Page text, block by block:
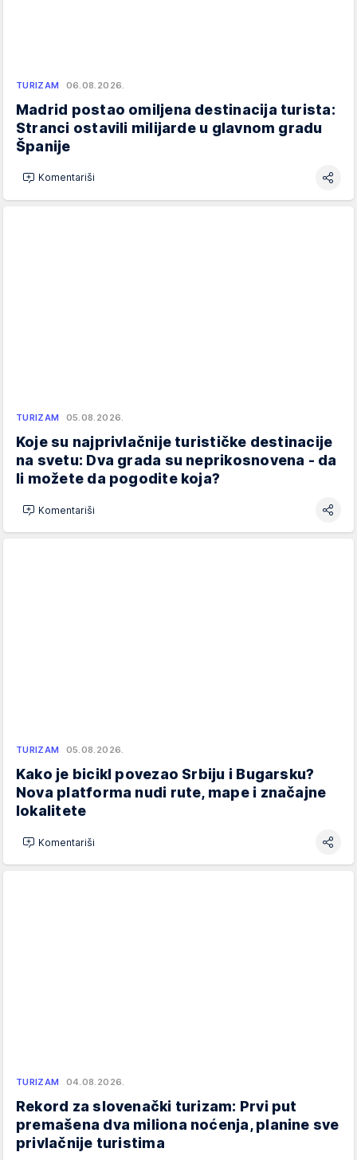
TURIZAM 06.08.2026.
Madrid postao omiljena destinacija turista:
Stranci ostavili milijarde u glavnom gradu
Španije
Komentariši
TURIZAM 05.08.2026.
Koje su najprivlačnije turističke destinacije
na svetu: Dva grada su neprikosnovena - da
li možete da pogodite koja?
Komentariši
TURIZAM 05.08.2026.
Kako je bicikl povezao Srbiju i Bugarsku?
Nova platforma nudi rute, mape i značajne
lokalitete
Komentariši
TURIZAM 04.08.2026.
Rekord za slovenački turizam: Prvi put
premašena dva miliona noćenja, planine sve
privlačnije turistima